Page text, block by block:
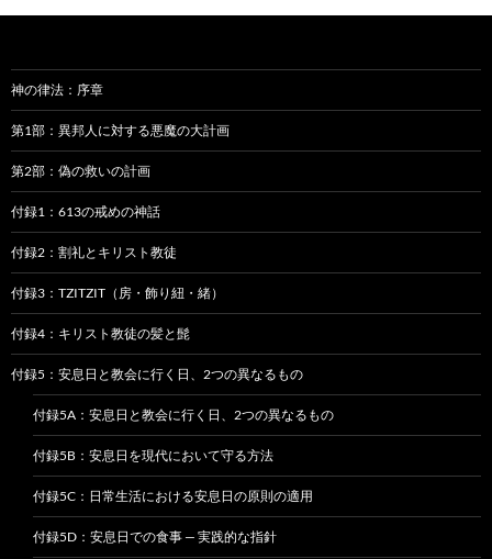
ン
神の律法：序章
第1部：異邦人に対する悪魔の大計画
第2部：偽の救いの計画
付録1：613の戒めの神話
付録2：割礼とキリスト教徒
付録3：TZITZIT（房・飾り紐・緒）
付録4：キリスト教徒の髪と髭
付録5：安息日と教会に行く日、2つの異なるもの
付録5A：安息日と教会に行く日、2つの異なるもの
付録5B：安息日を現代において守る方法
付録5C：日常生活における安息日の原則の適用
付録5D：安息日での食事 — 実践的な指針